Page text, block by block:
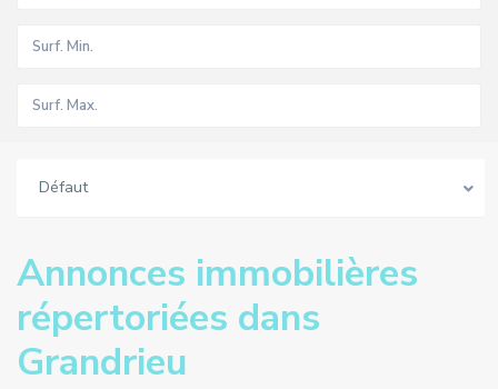
Défaut
Annonces immobilières
répertoriées dans
Grandrieu